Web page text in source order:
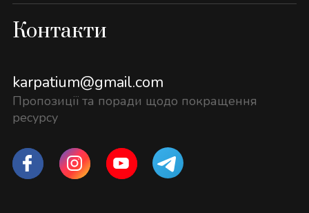
Контакти
karpatium@gmail.com
Пропозиції та поради щодо покращення
ресурсу